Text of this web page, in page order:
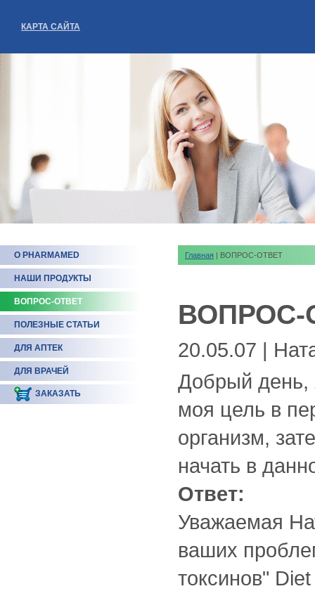
КАРТА САЙТА
О PHARMAMED
НАШИ ПРОДУКТЫ
ВОПРОС-ОТВЕТ
ПОЛЕЗНЫЕ СТАТЬИ
ДЛЯ АПТЕК
ДЛЯ ВРАЧЕЙ
ЗАКАЗАТЬ
Главная | ВОПРОС-ОТВЕТ
ВОПРОС-
20.05.07 |
Добрый день,
моя цель в
организм,
начать в
Ответ:
Уважаемая
ваших
токсинов"